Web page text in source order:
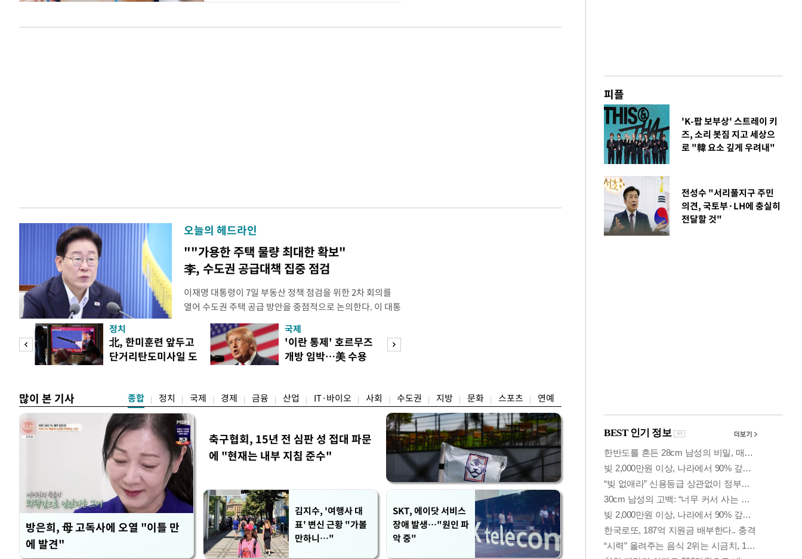
오늘의 헤드라인
""가용한 주택 물량 최대한 확보"
李, 수도권 공급대책 집중 점검
이재명 대통령이 7일 부동산 정책 점검을 위한 2차 회의를
열어 수도권 주택 공급 방안을 중점적으로 논의한다. 이 대통
령은 이날 오후 2시 청와대에서 부동산 정책 점검 2차 회의
를 비공개로 주재한다. 지난 3일 부동산·주식 시장 점검 비
공개 회의에서 "가용한 주택 공급 물량을 최대한 확보하
라"고 지시한 지 나흘 만이다. 앞서 이 대통령은 1차
정치
北, 한미훈련 앞두고
단거리탄도미사일 도
국제
'이란 통제' 호르무즈
개방 임박…美 수용
많이 본 기사 종합 정치 국제 경제 금융 산업 IT·바이오 사회 수도권 지방 문화 스포츠 연예
방은희, 母 고독사에 오열 "이틀 만
에 발견"
축구협회, 15년 전 심판 성 접대 파문
에 "현재는 내부 지침 준수"
김지수, '여행사 대
표' 변신 근황 "가볼
만하니…"
SKT, 에이닷 서비스
장애 발생…"원인 파
악 중"
피플
'K-팝 보부상' 스트레이 키
즈, 소리 봇짐 지고 세상으
로 "韓 요소 깊게 우려내"
전성수 "서리풀지구 주민
의견, 국토부·LH에 충실히
전달할 것"